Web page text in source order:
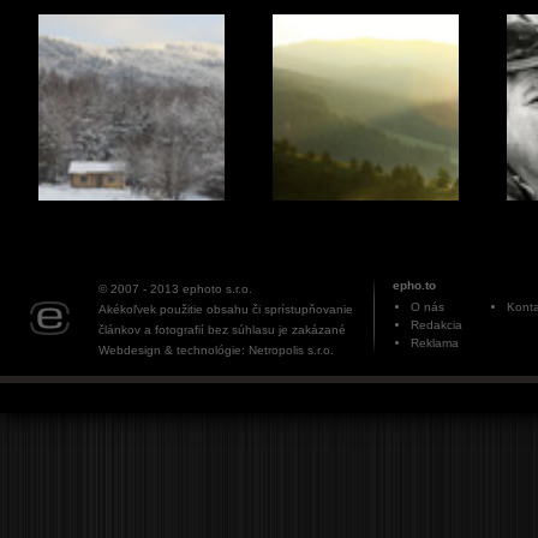
© 2007 - 2013 ephoto s.r.o.
Akékoľvek použitie obsahu či sprístupňovanie
článkov a fotografií bez súhlasu je zakázané
Webdesign & technológie: Netropolis s.r.o.
epho.to
O nás
Redakcia
Reklama